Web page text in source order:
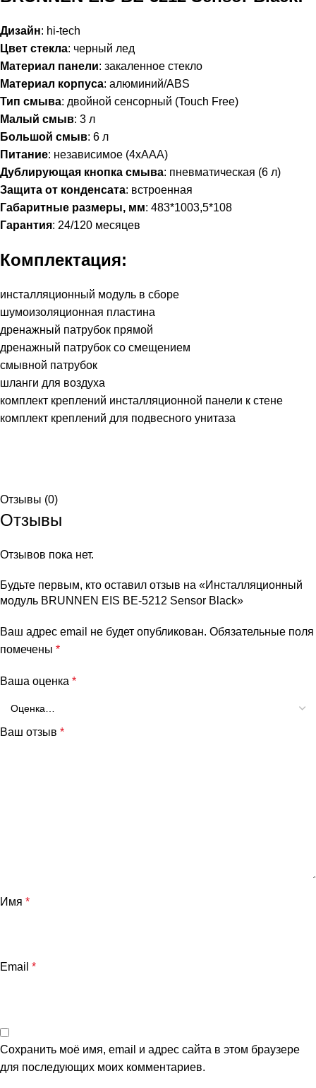
Дизайн: hi-tech
Цвет стекла: черный лед
Материал панели: закаленное стекло
Материал корпуса: алюминий/ABS
Тип смыва: двойной сенсорный (Touch Free)
Малый смыв: 3 л
Большой смыв: 6 л
Питание: независимое (4хААА)
Дублирующая кнопка смыва: пневматическая (6 л)
Защита от конденсата: встроенная
Габаритные размеры, мм: 483*1003,5*108
Гарантия: 24/120 месяцев
Комплектация:
инсталляционный модуль в сборе
шумоизоляционная пластина
дренажный патрубок прямой
дренажный патрубок со смещением
смывной патрубок
шланги для воздуха
комплект креплений инсталляционной панели к стене
комплект креплений для подвесного унитаза
Отзывы (0)
Отзывы
Отзывов пока нет.
Будьте первым, кто оставил отзыв на «Инсталляционный
модуль BRUNNEN EIS BE-5212 Sensor Black»
Ваш адрес email не будет опубликован. Обязательные поля
помечены *
Ваша оценка *
Ваш отзыв *
Имя *
Email *
Сохранить моё имя, email и адрес сайта в этом браузере
для последующих моих комментариев.